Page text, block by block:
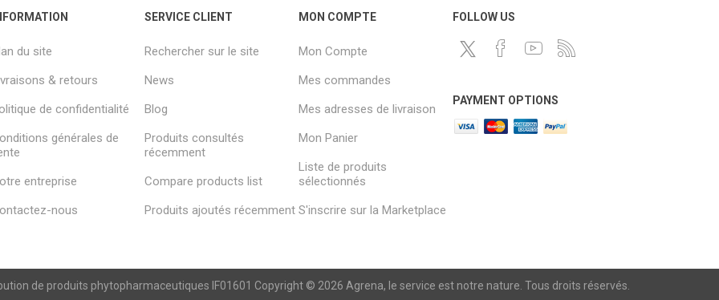
du site
& retours
de confidentialité
générales de
entreprise
nous
SERVICE CLIENT
Rechercher sur le site
News
Blog
Produits consultés
récemment
Compare products list
Produits ajoutés récemment
MON COMPTE
Mon Compte
Mes commandes
Mes adresses de livraison
Mon Panier
Liste de produits
sélectionnés
S'inscrire sur la Marketplace
FOLLOW US
PAYMENT OPTIONS
de produits phytopharmaceutiques IF01601 Copyright © 2026 Agrena, le service est notre nature. Tous droits réservés.